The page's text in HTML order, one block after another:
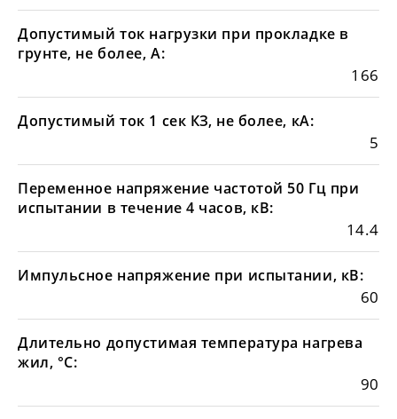
Допустимый ток нагрузки при прокладке в
грунте, не более, А:
166
Допустимый ток 1 сек КЗ, не более, кА:
5
Переменное напряжение частотой 50 Гц при
испытании в течение 4 часов, кВ:
14.4
Импульсное напряжение при испытании, кВ:
60
Длительно допустимая температура нагрева
жил, °С:
90